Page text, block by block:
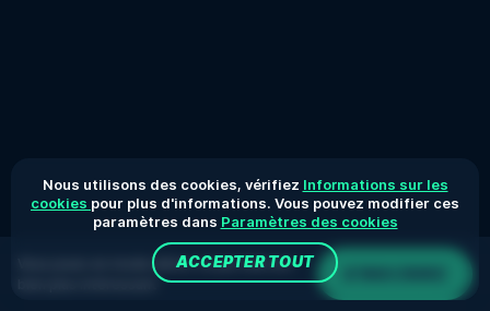
Vous jouez en mode démo. Le jeu réel est
Nous utilisons des cookies, vérifiez Informations sur les
cookies pour plus d'informations. Vous pouvez modifier ces
paramètres dans Paramètres des cookies
ACCEPTER TOUT